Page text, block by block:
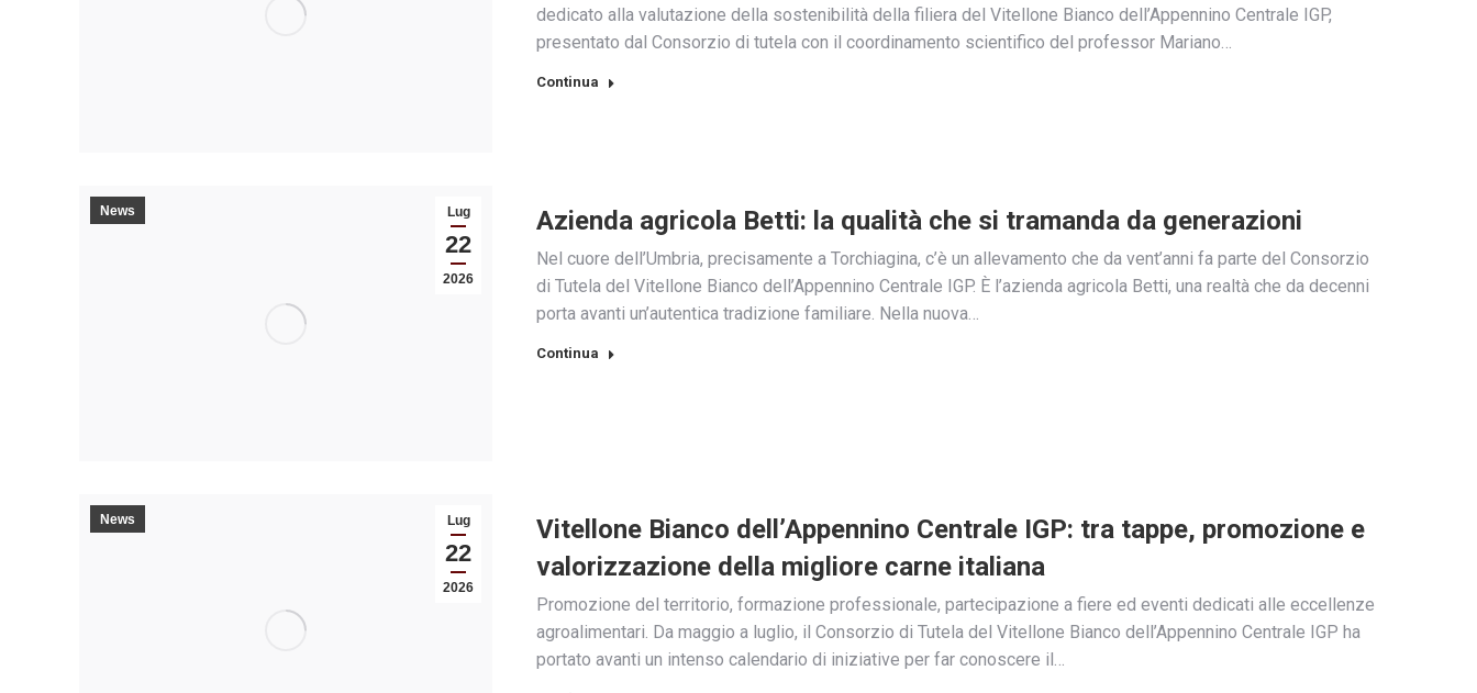
dedicato alla valutazione della sostenibilità della filiera del Vitellone Bianco dell’Appennino Centrale IGP,
presentato dal Consorzio di tutela con il coordinamento scientifico del professor Mariano…
Continua
Lug
22
2026
News Azienda agricola Betti: la qualità che si tramanda da generazioni
Nel cuore dell’Umbria, precisamente a Torchiagina, c’è un allevamento che da vent’anni fa parte del Consorzio
di Tutela del Vitellone Bianco dell’Appennino Centrale IGP. È l’azienda agricola Betti, una realtà che da decenni
porta avanti un’autentica tradizione familiare. Nella nuova…
Continua
Lug
22
2026
News
Vitellone Bianco dell’Appennino Centrale IGP: tra tappe, promozione e
valorizzazione della migliore carne italiana
Promozione del territorio, formazione professionale, partecipazione a fiere ed eventi dedicati alle eccellenze
agroalimentari. Da maggio a luglio, il Consorzio di Tutela del Vitellone Bianco dell’Appennino Centrale IGP ha
portato avanti un intenso calendario di iniziative per far conoscere il…